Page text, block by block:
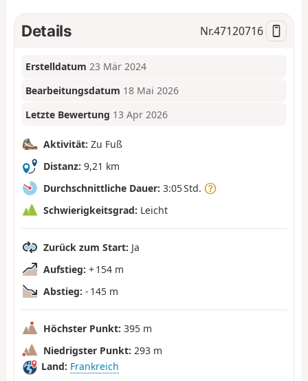
Details Nr.47120716
Erstelldatum 23 Mär 2024
Bearbeitungsdatum 18 Mai 2026
Letzte Bewertung 13 Apr 2026
Aktivität: Zu Fuß
Distanz: 9,21 km
Durchschnittliche Dauer: 3:05 Std.
Schwierigkeitsgrad: Leicht
Zurück zum Start: Ja
Aufstieg: + 154 m
Abstieg: - 145 m
Höchster Punkt: 395 m
Niedrigster Punkt: 293 m
Land: Frankreich